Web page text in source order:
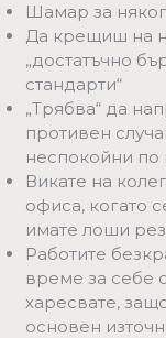
Шамар за
Да крещиш на
„достатъчно
стандарти“
„Трябва“ да
противен
неспокойни по
Викате на
офиса, когато
имате лоши
Работите
време за себе
харесвате,
основен